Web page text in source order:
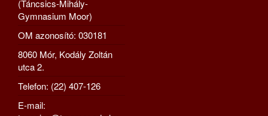
(Táncsics-Mihály-
Gymnasium Moor)
OM azonosító: 030181
8060 Mór, Kodály Zoltán
utca 2.
Telefon: (22) 407-126
E-mail: